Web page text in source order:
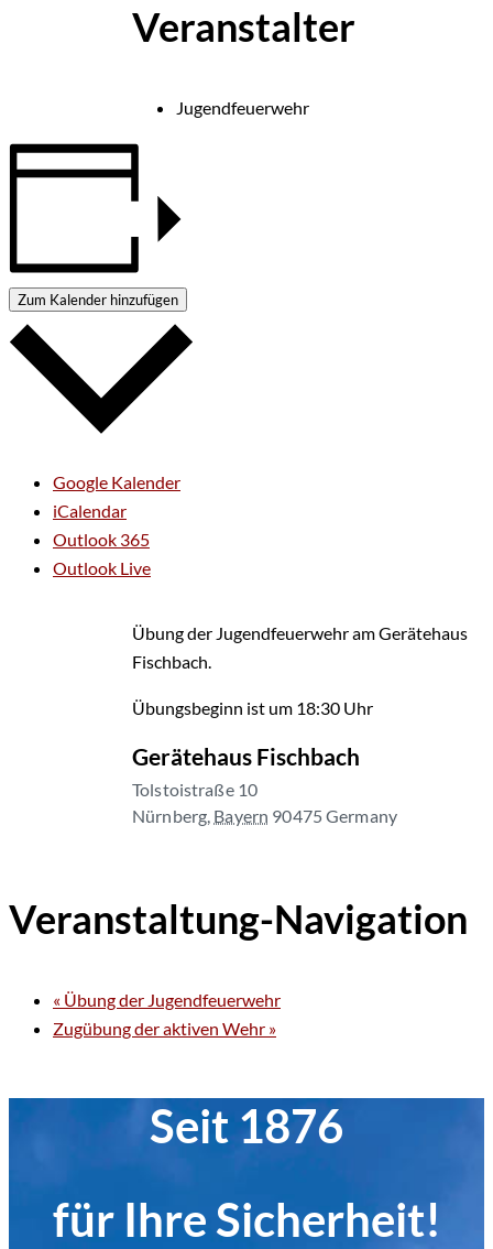
Veranstalter
Jugendfeuerwehr
Zum Kalender hinzufügen
Google Kalender
iCalendar
Outlook 365
Outlook Live
Übung der Jugendfeuerwehr am Gerätehaus
Fischbach.
Übungsbeginn ist um 18:30 Uhr
Gerätehaus Fischbach
Tolstoistraße 10
Nürnberg, Bayern 90475Germany
Veranstaltung-Navigation
« Übung der Jugendfeuerwehr
Zugübung der aktiven Wehr »
Seit 1876
für Ihre Sicherheit!